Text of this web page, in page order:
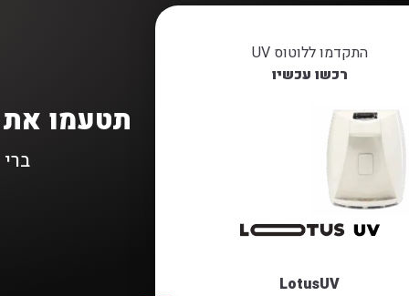
תטעמו את
התקדמו ללוטוס UV
רכשו עכשיו
LotusUV